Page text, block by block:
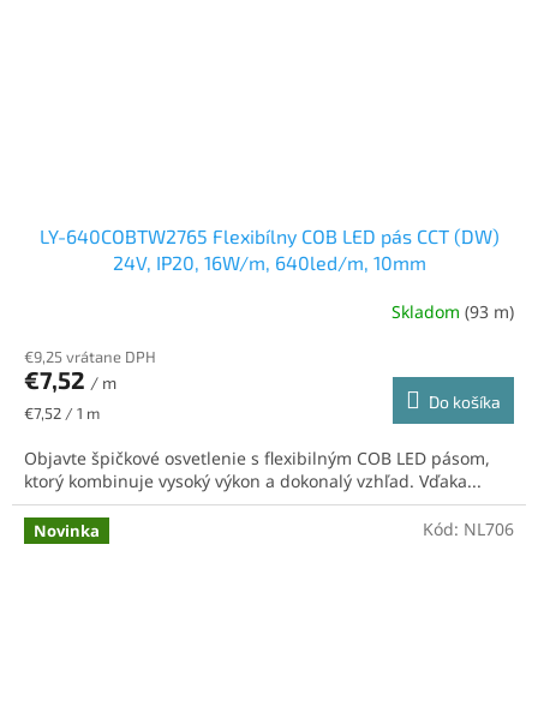
LY-640COBTW2765 Flexibílny COB LED pás CCT (DW)
24V, IP20, 16W/m, 640led/m, 10mm
Skladom (93 m)
€9,25 vrátane DPH
€7,52 / m
Jednotková
€7,52 / 1 m
Do košíka
Objavte špičkové osvetlenie s flexibilným COB LED pásom,
ktorý kombinuje vysoký výkon a dokonalý vzhľad. Vďaka...
Novinka Kód: NL706